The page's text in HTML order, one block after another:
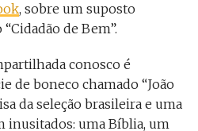
, sobre um suposto
de Bem”.
conosco é
de boneco chamado “João
da seleção brasileira e uma
inusitados: uma Bíblia, um